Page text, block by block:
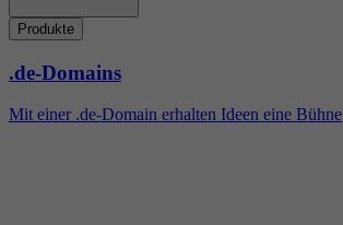
Produkte
.de-Domains
Mit einer .de-Domain erhalten Ideen eine Bühne